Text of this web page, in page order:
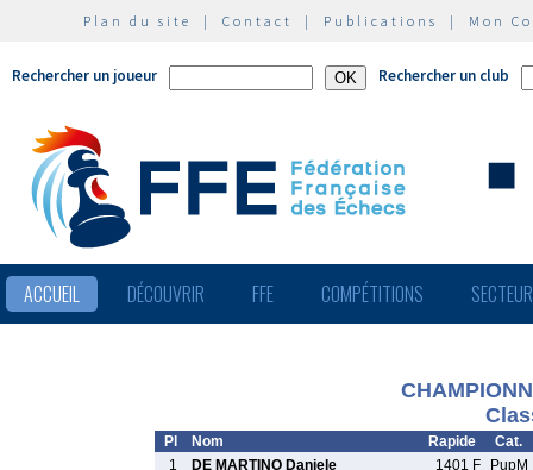
Plan du site | Contact | Publications | Mon
Rechercher un joueur Rechercher un club
ACCUEIL DÉCOUVRIR FFE COMPÉTITIONS
Pl Nom Rapide
Cat.
1
DE MARTINO Daniele 1401 F
PupM